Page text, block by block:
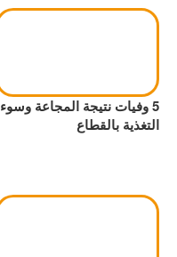
5 وفيات نتيجة المجاعة وسوء
التغذية بالقطاع